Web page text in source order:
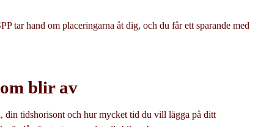
tar hand om placeringarna åt dig, och du får ett sparande med
blir av
tidshorisont och hur mycket tid du vill lägga på ditt